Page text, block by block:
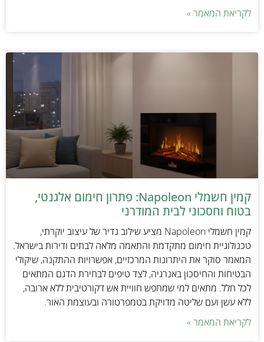
לקריאת המאמר »
קמין חשמלי Napoleon: פתרון חימום אלגנטי,
בטוח וחסכוני לבית המודרני
קמין חשמלי Napoleon מציע שילוב נדיר של עיצוב יוקרתי,
טכנולוגיית חימום מתקדמת והתאמה מלאה לבתים ודירות בישראל.
המאמר סוקר את היתרונות המרכזיים, אפשרויות ההתקנה, שיקולי
הבטיחות והחיסכון באנרגיה, לצד טיפים לבחירת הדגם המתאים
לכל חלל. מתאים למי שמחפש חוויית אש דקורטיבית ללא ארובה,
ללא עשן ועם שליטה מדויקת בטמפרטורה ובעוצמת האור.
לקריאת המאמר »